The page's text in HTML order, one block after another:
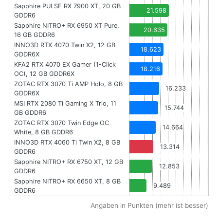
Sapphire PULSE RX 7900 XT, 20 GB
GDDR6
21.598
Sapphire NITRO+ RX 6950 XT Pure,
16 GB GDDR6
20.635
INNO3D RTX 4070 Twin X2, 12 GB
GDDR6X
18.623
KFA2 RTX 4070 EX Gamer (1-Click
OC), 12 GB GDDR6X
18.216
ZOTAC RTX 3070 Ti AMP Holo, 8 GB
GDDR6X
16.233
MSI RTX 2080 Ti Gaming X Trio, 11
GB GDDR6
15.744
ZOTAC RTX 3070 Twin Edge OC
White, 8 GB GDDR6
14.664
INNO3D RTX 4060 Ti Twin X2, 8 GB
GDDR6
13.314
Sapphire NITRO+ RX 6750 XT, 12 GB
GDDR6
12.853
Sapphire NITRO+ RX 6650 XT, 8 GB
GDDR6
9.489
Angaben in Punkten (mehr ist besser)